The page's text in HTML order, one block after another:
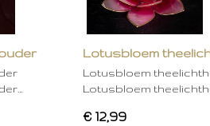
Lotusbloem
rose
Lotusbloem
Lotusbloem
€ 12,99